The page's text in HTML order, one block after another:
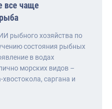
все чаще
рыбного хозяйства по
состояния рыбных
в водах
морских видов –
саргана и